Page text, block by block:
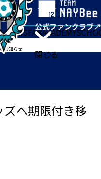
閉じる
GOODSFANACADEMY
お知らせ
ズへ期限付き移